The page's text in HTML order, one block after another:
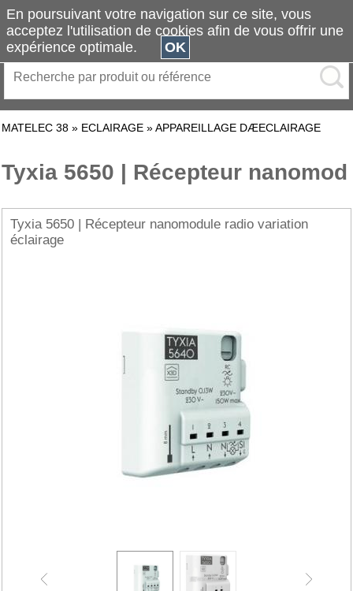
MATELEC 38 » ECLAIRAGE »APPAREILLAGE DÆECLAIRAGE
Tyxia 5650 | Récepteur nanomod
Tyxia 5650 | Récepteur nanomodule radio variation
éclairage
En poursuivant votre navigation sur ce site, vous
acceptez l'utilisation de cookies afin de vous offrir une
expérience optimale.
OK